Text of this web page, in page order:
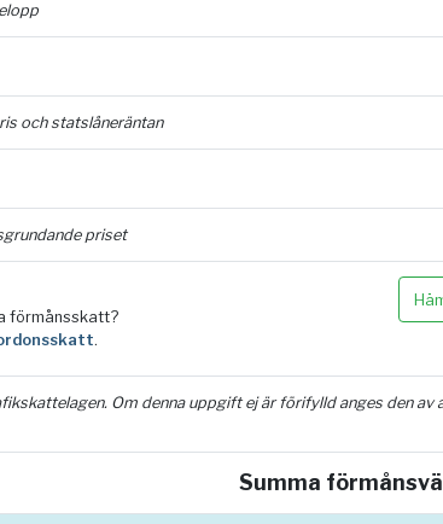
och statslåneräntan
priset
förmånsskatt?
.
Om denna uppgift ej är förifylld anges den av
Summa